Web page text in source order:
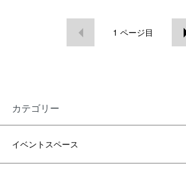
1 ページ目
カテゴリー
イベントスペース